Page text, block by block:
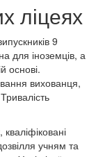
ліцеях
9
для іноземців, а
основі.
вихованця,
учням та